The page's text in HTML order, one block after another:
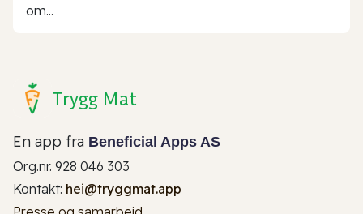
om...
Trygg Mat
En app fra Beneficial Apps AS
Org.nr. 928 046 303
Kontakt: hei@tryggmat.app